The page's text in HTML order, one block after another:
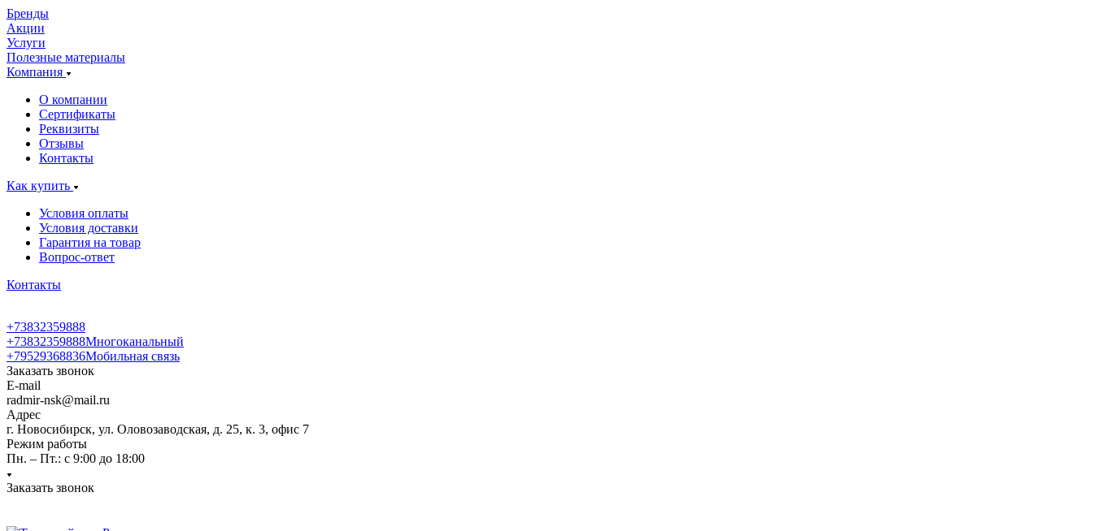
Бренды
Акции
Услуги
Полезные материалы
Компания
О компании
Сертификаты
Реквизиты
Отзывы
Контакты
Как купить
Условия оплаты
Условия доставки
Гарантия на товар
Вопрос-ответ
Контакты
+73832359888
+73832359888Многоканальный
+79529368836Мобильная связь
Заказать звонок
E-mail
radmir-nsk@mail.ru
Адрес
г. Новосибирск, ул. Оловозаводская, д. 25, к. 3, офис 7
Режим работы
Пн. – Пт.: с 9:00 до 18:00
Заказать звонок